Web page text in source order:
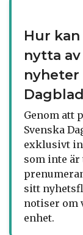
Hur
nytta
nyheter
Genom att
Svenska
exklusivt
som inte
sitt
notiser om
enhet.